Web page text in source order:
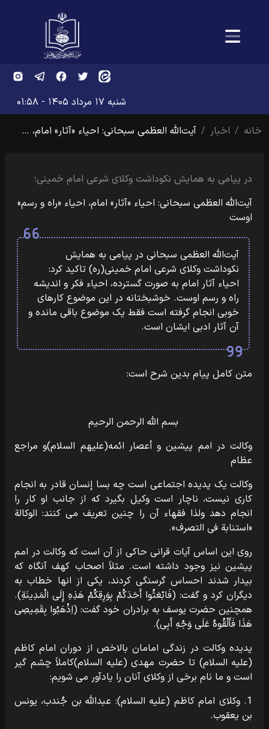
شنبه ۱۷ مرداد ۱۴۰۵ - ۰۱:۵۸
خانه
اخبار آیت‌الله العظمی سبحانی: احیاء «آثار» امام، …
در پیامی به همایش نکوداشت وکلای شرعی امام خمینی؛
آیت‌الله العظمی سبحانی: احیاء «آثار» امام، احیاء «راه و رسم»
اوست
آیت‌الله العظمی سبحانی در پیامی به همایش
نکوداشت وکلای شرعی امام خمینی(ره) تاکید کرد:
احیاء آثار امام به صورت گسترده، احیاء فکر و اندیشه
راه و رسم اوست. خوشبختانه در این موضوع کارهاى
خوبى انجام گرفته است فقط یک موضوع باقى مانده و
آن آثار ادبى ایشان است.
متن کامل پیام بدین شرح است:
بسم الله الرحمن الرحیم
وکالت در امم پیشین و أعصار ائمه(علیهم السلام)و مراجع
عظام
وکالت یک پدیده اجتماعى است چه بسا إنسان قادر به انجام
کارى نیست، ناچار است وکیل بگیرد که از جانب او کار را
انجام دهد ولذا فقهاء آن را چنین تعریف مى کنند: الوکالة
«استنابة فی التصرف».
روى این اساس آیات قرانى حاکى از آن است که وکالت در امم
پیشین نیز وجود داشته است. مثلاً اصحاب کهف آنگاه که
بیدار شدند احساس گرسنگى کردند، یکى از انها خطاب به
دیگران کرد و گفت: (فَابْعَثُوا أَحَدَکُمْ بِوَرِقِکُمْ هَذِهِ إِلَى الْمَدِینَةِ).
همچنین حضرت یوسف به برادران خود گفت: (اِذْهَبُوا بِقَمِیصِی
هَذَا فَأَلْقُوهُ عَلَى وَجْهِ أَبِی).
پدیده وکالت در زندگى امامان بالاخص از دوران امام کاظم
(علیه السلام) تا حضرت مهدى (علیه السلام)کاملاً چشم گیر
است و ما نام برخى از وکلاى آنان را یادآور مى شویم:
1. وکلاى امام کاظم (علیه السلام): عبداللّه بن جُندب، یونس
بن یعقوب.